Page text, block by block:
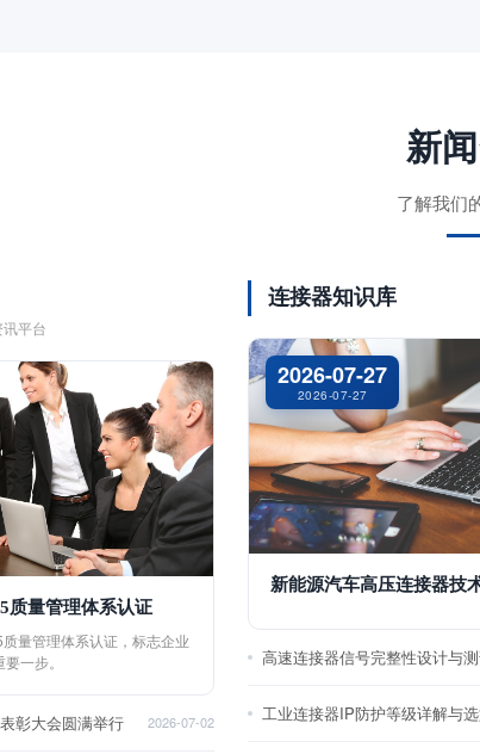
新
了解我们
平台
质量管理体系认证
量管理体系认证，标志企业
一步。
彰大会圆满举行 2026-07-02
连接器知识库
2026-07-27
2026-07-27
新能源汽车高压连接器技
高速连接器信号完整性设计与
工业连接器IP防护等级详解与